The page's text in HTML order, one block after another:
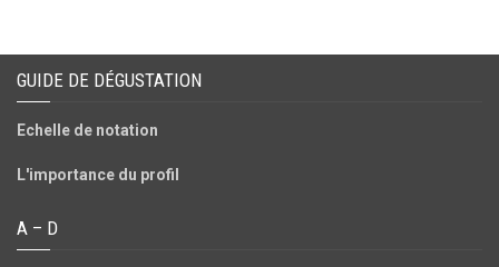
GUIDE DE DÉGUSTATION
Echelle de notation
L'importance du profil
A – D